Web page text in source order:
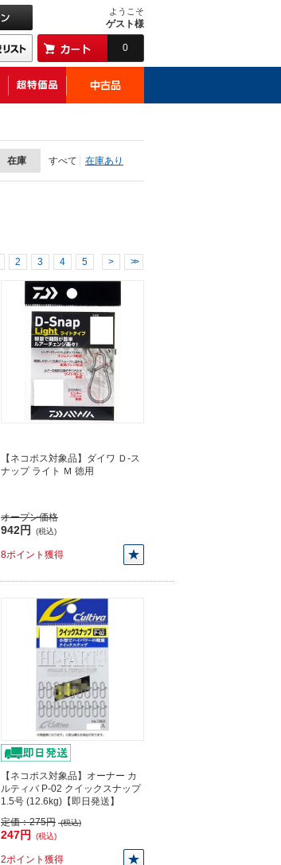
ようこそ
ゲスト様
0
在庫 すべて 在庫あり
2 3 4 5 > >>
【ネコポス対象品】ダイワ Ｄ-ス
ナップ ライト Ｍ 徳用
オープン価格
942円 (税込)
8ポイント獲得
【ネコポス対象品】オーナー カ
ルティバ P-02 クイックスナップ
1.5号 (12.6kg)【即日発送】
定価：275円 (税込)
247円 (税込)
2ポイント獲得